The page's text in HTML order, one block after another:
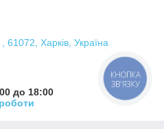
Харків, Україна
до 18:00
КНОПКА
ЗВ'ЯЗКУ